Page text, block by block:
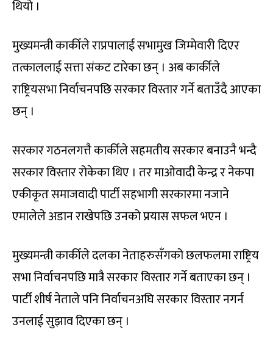
थियो ।
मुख्यमन्त्री कार्कीले राप्रपालाई सभामुख जिम्मेवारी दिएर
तत्काललाई सत्ता संकट टारेका छन् । अब कार्कीले
राष्ट्रियसभा निर्वाचनपछि सरकार विस्तार गर्ने बताउँदै आएका
छन् ।
सरकार गठनलगत्तै कार्कीले सहमतीय सरकार बनाउनै भन्दै
सरकार विस्तार रोकेका थिए । तर माओवादी केन्द्र र नेकपा
एकीकृत समाजवादी पार्टी सहभागी सरकारमा नजाने
एमालेले अडान राखेपछि उनको प्रयास सफल भएन ।
मुख्यमन्त्री कार्कीले दलका नेताहरुसँगको छलफलमा राष्ट्रिय
सभा निर्वाचनपछि मात्रै सरकार विस्तार गर्ने बताएका छन् ।
पार्टी शीर्ष नेताले पनि निर्वाचनअघि सरकार विस्तार नगर्न
उनलाई सुझाव दिएका छन् ।